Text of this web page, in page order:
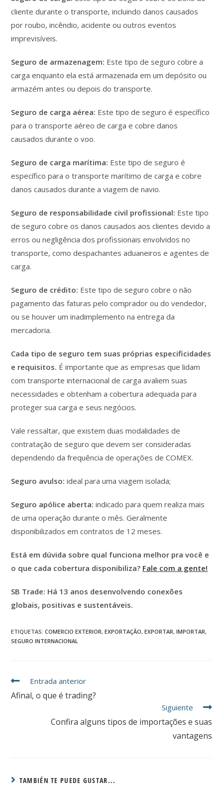
cliente durante o transporte, incluindo danos causados
por roubo, incêndio, acidente ou outros eventos
imprevisíveis.
Seguro de armazenagem: Este tipo de seguro cobre a
carga enquanto ela está armazenada em um depósito ou
armazém antes ou depois do transporte.
Seguro de carga aérea: Este tipo de seguro é específico
para o transporte aéreo de carga e cobre danos
causados durante o voo.
Seguro de carga marítima: Este tipo de seguro é
específico para o transporte marítimo de carga e cobre
danos causados durante a viagem de navio.
Seguro de responsabilidade civil profissional: Este tipo
de seguro cobre os danos causados aos clientes devido a
erros ou negligência dos profissionais envolvidos no
transporte, como despachantes aduaneiros e agentes de
carga.
Seguro de crédito: Este tipo de seguro cobre o não
pagamento das faturas pelo comprador ou do vendedor,
ou se houver um inadimplemento na entrega da
mercadoria.
Cada tipo de seguro tem suas próprias especificidades
e requisitos. É importante que as empresas que lidam
com transporte internacional de carga avaliem suas
necessidades e obtenham a cobertura adequada para
proteger sua carga e seus negócios.
Vale ressaltar, que existem duas modalidades de
contratação de seguro que devem ser consideradas
dependendo da frequência de operações de COMEX.
Seguro avulso: ideal para uma viagem isolada;
Seguro apólice aberta: indicado para quem realiza mais
de uma operação durante o mês. Geralmente
disponibilizados em contratos de 12 meses.
Está em dúvida sobre qual funciona melhor pra você e
o que cada cobertura disponibiliza? Fale com a gente!
SB Trade: Há 13 anos desenvolvendo conexões
globais, positivas e sustentáveis.
ETIQUETAS:COMERCIO EXTERIOR, EXPORTAÇÃO, EXPORTAR, IMPORTAR,
SEGURO INTERNACIONAL
Entrada anterior
Afinal, o que é trading?
Siguiente
Confira alguns tipos de importações e suas
vantagens
TAMBIÉN TE PUEDE GUSTAR...